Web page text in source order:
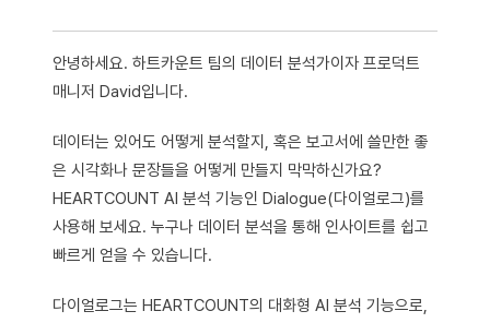
안녕하세요. 하트카운트 팀의 데이터 분석가이자 프로덕트
매니저 David입니다.
데이터는 있어도 어떻게 분석할지, 혹은 보고서에 쓸만한 좋
은 시각화나 문장들을 어떻게 만들지 막막하신가요?
HEARTCOUNT AI 분석 기능인 Dialogue(다이얼로그)를
사용해 보세요. 누구나 데이터 분석을 통해 인사이트를 쉽고
빠르게 얻을 수 있습니다.
다이얼로그는 HEARTCOUNT의 대화형 AI 분석 기능으로,